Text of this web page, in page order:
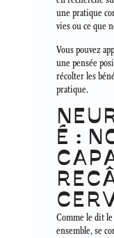
une pratique
vies ou ce que
Vous pouvez
une pensée
récolter les
pratique.
É :
Comme le dit
ensemble, se